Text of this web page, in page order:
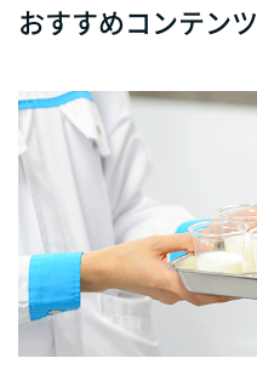
おすすめコンテンツ